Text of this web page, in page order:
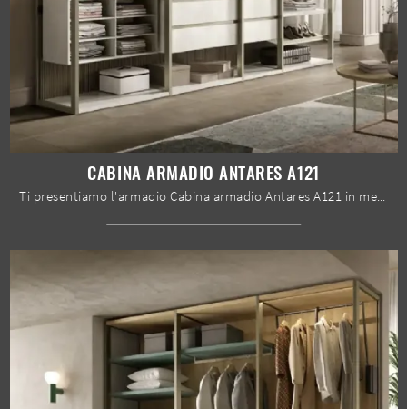
CABINA ARMADIO ANTARES A121
Ti presentiamo l'armadio Cabina armadio Antares A121 in melaminico di Moretti Compact Giorno Notte! Una ricca gamma di armadi cabine armadio con ante ...